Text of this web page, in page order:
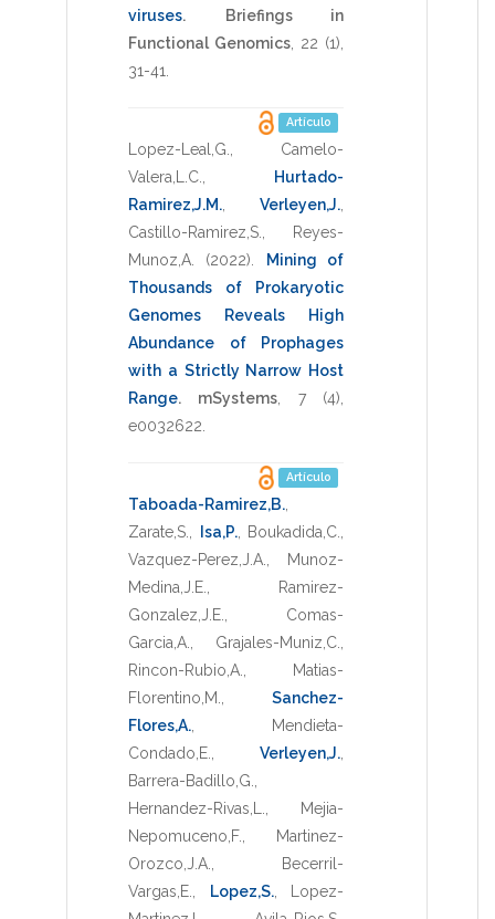
viruses.
Briefings in
Functional Genomics
22 (1),
31-41
Artículo
Lopez-Leal,G.
Camelo-
Valera,L.C.
Hurtado-
Ramirez,J.M.
Verleyen,J.
Castillo-Ramirez,S.
Reyes-
Munoz,A.
(2022)
Mining of
Thousands of Prokaryotic
Genomes Reveals High
Abundance of Prophages
with a Strictly Narrow Host
Range. mSystems 7(4),
e0032622
Artículo
Taboada-Ramirez,B.
Zarate,S.
Isa,P., Boukadida,C.
Vazquez-Perez,J.A.
Munoz-
Medina,J.E.
Ramirez-
Gonzalez,J.E.
Comas-
Garcia,A.
Grajales-Muniz,C.
Rincon-Rubio,A.
Matias-
Florentino,M.
Sanchez-
Flores,A.
Mendieta-
Condado,E.
Verleyen,J.
Barrera-Badillo,G.
Hernandez-Rivas,L.
Mejia-
Nepomuceno,F.
Martinez-
Orozco,J.A.
Becerril-
Vargas,E.
Lopez,S., Lopez-